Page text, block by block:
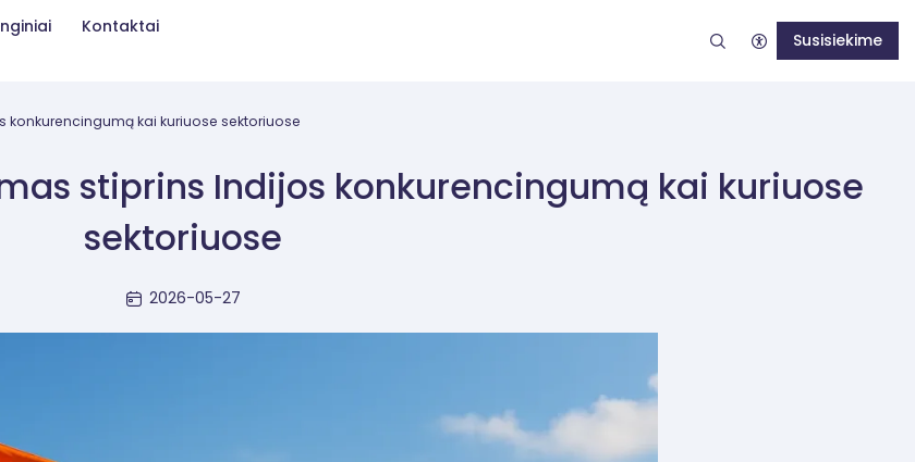
Kontaktai
Susisiekime
konkurencingumą kai kuriuose sektoriuose
stiprins Indijos konkurencingumą kai kuriuose
sektoriuose
2026-05-27